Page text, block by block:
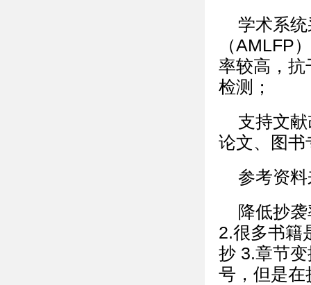
学术系
（AMLFP
率较高，抗
检测；
支持文
论文、图书
参考资
降低抄
2.很多书籍
抄 3.章节
号，但是在